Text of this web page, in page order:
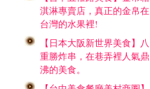
淇淋專賣店，真正的金帛在
台灣的水果裡!
【日本大阪新世界美食】八
重勝炸串，在巷弄裡人氣鼎
沸的美食。